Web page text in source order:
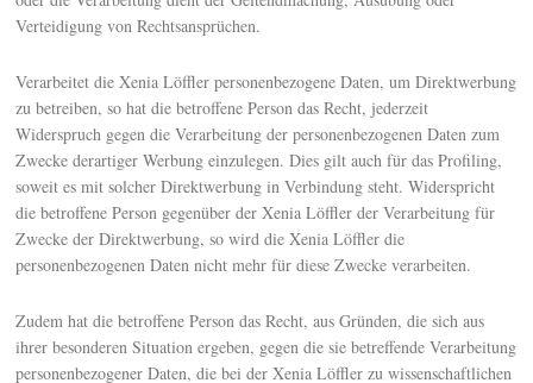
Verteidigung von Rechtsansprüchen.
Verarbeitet die Xenia Löffler personenbezogene Daten, um Direktwerbung
zu betreiben, so hat die betroffene Person das Recht, jederzeit
Widerspruch gegen die Verarbeitung der personenbezogenen Daten zum
Zwecke derartiger Werbung einzulegen. Dies gilt auch für das Profiling,
soweit es mit solcher Direktwerbung in Verbindung steht. Widerspricht
die betroffene Person gegenüber der Xenia Löffler der Verarbeitung für
Zwecke der Direktwerbung, so wird die Xenia Löffler die
personenbezogenen Daten nicht mehr für diese Zwecke verarbeiten.
Zudem hat die betroffene Person das Recht, aus Gründen, die sich aus
ihrer besonderen Situation ergeben, gegen die sie betreffende Verarbeitung
personenbezogener Daten, die bei der Xenia Löffler zu wissenschaftlichen